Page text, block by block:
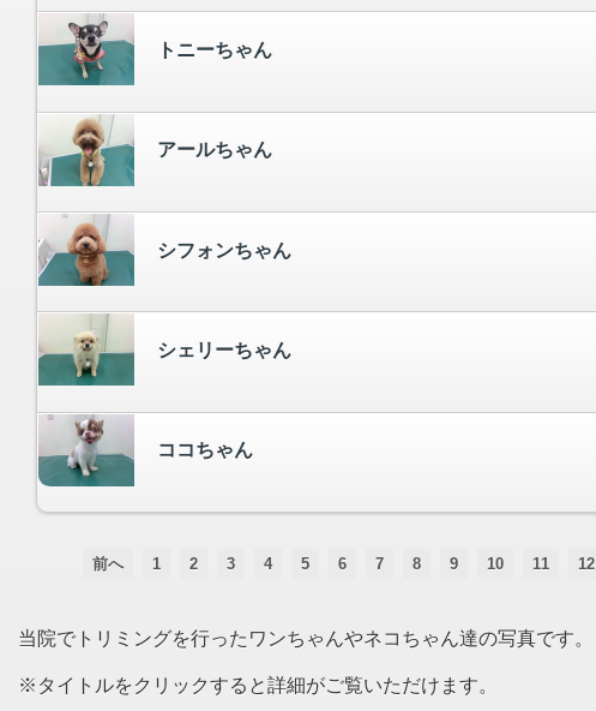
トニーちゃん
アールちゃん
シフォンちゃん
シェリーちゃん
ココちゃん
前へ 1 2 3 4 5 6 7 8 9 10 11 12
当院でトリミングを行ったワンちゃんやネコちゃん達の写真です。
※タイトルをクリックすると詳細がご覧いただけます。